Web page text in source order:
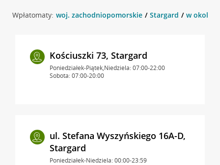
Wpłatomaty: woj. zachodniopomorskie Stargard w okolicy
Kościuszki 73, Stargard
Poniedziałek-Piątek,Niedziela: 07:00-22:00
Sobota: 07:00-20:00
ul. Stefana Wyszyńskiego 16A-D,
Stargard
Poniedziałek-Niedziela: 00:00-23:59